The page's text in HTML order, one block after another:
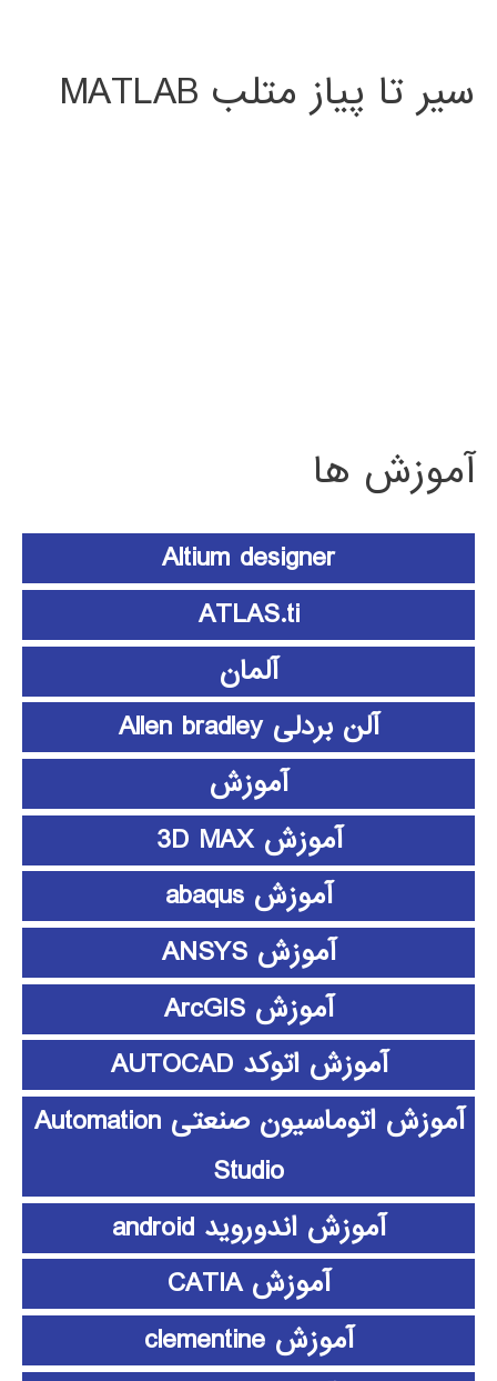
سیر تا پیاز متلب MATLAB
آموزش ها
Altium designer
ATLAS.ti
آلمان
آلن بردلی Allen bradley
آموزش
آموزش 3D MAX
آموزش abaqus
آموزش ANSYS
آموزش ArcGIS
آموزش اتوکد AUTOCAD
آموزش اتوماسیون صنعتی Automation
Studio
آموزش اندوروید android
آموزش CATIA
آموزش clementine